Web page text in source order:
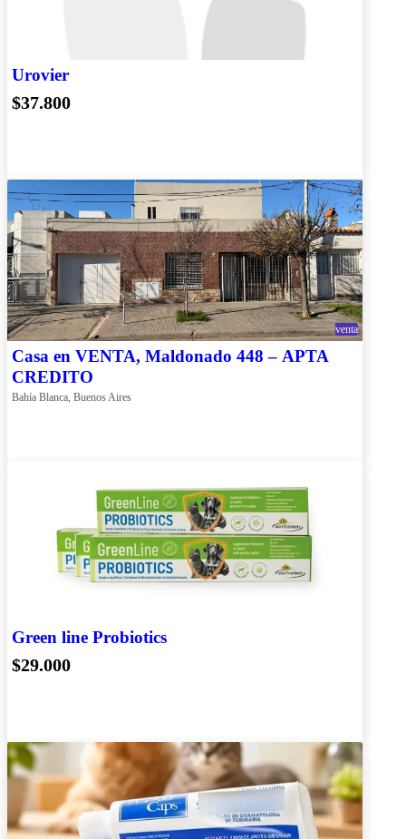
Urovier
$37.800
venta
Casa en VENTA, Maldonado 448 – APTA
CREDITO
Bahía Blanca, Buenos Aires
Green line Probiotics
$29.000